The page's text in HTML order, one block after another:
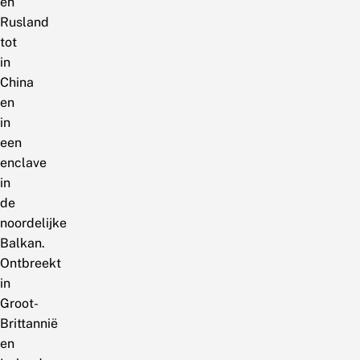
Rusland
tot
in
China
en
in
een
enclave
in
de
noordelijke
Balkan.
Ontbreekt
in
Groot-
Brittannië
en